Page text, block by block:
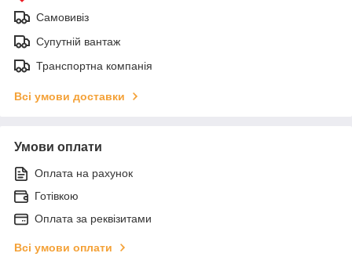
Самовивіз
Супутній вантаж
Транспортна компанія
Всі умови доставки
Умови оплати
Оплата на рахунок
Готівкою
Оплата за реквізитами
Всі умови оплати